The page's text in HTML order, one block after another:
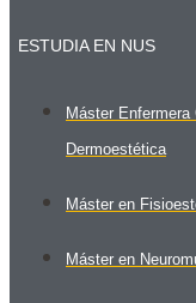
ESTUDIA EN NUS
Máster
Dermoestética
Máster en
Máster en